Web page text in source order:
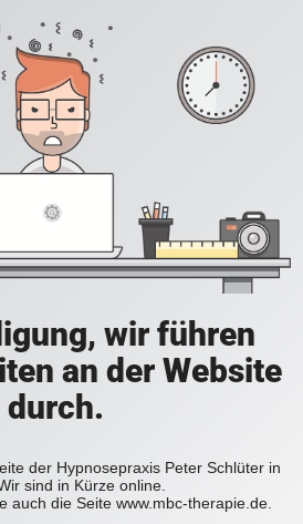
wir führen
an der Website
durch.
der Hypnosepraxis Peter Schlüter in
sind in Kürze online.
auch die Seite www.mbc-therapie.de.